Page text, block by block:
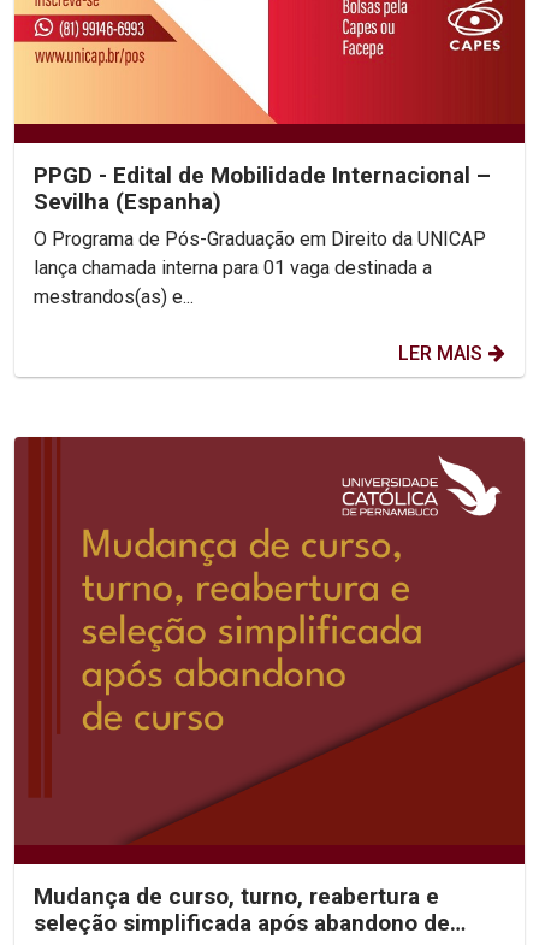
PPGD - Edital de Mobilidade Internacional –
Sevilha (Espanha)
O Programa de Pós-Graduação em Direito da UNICAP
lança chamada interna para 01 vaga destinada a
mestrandos(as) e...
LER MAIS
Mudança de curso, turno, reabertura e
seleção simplificada após abandono de